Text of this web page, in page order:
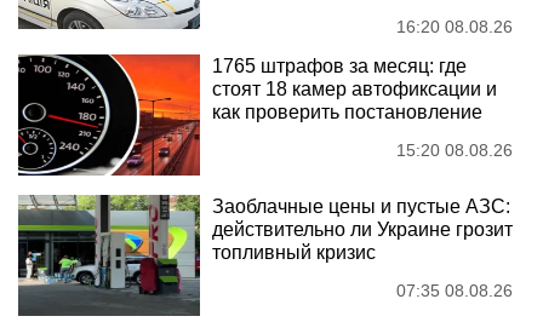
16:20 08.08.26
1765 штрафов за месяц: где
стоят 18 камер автофиксации и
как проверить постановление
15:20 08.08.26
Заоблачные цены и пустые АЗС:
действительно ли Украине грозит
топливный кризис
07:35 08.08.26